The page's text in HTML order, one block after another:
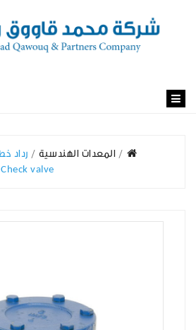
المعدات الهندسية
Check valve